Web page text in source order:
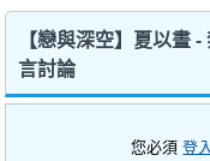
【戀與深空】夏以晝
言討論
您必須登入